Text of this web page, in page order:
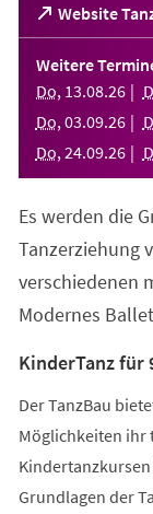
Website
(Öffnet
in
einem
neuen
Tab)
Weitere
Do, 13.08.26
Do, 03.09.26
Do, 24.09.26
Es werden die
Tanzerziehung
verschiedenen
Modernes
KinderTanz für
Der TanzBau
Möglichkeiten ihr
Grundlagen der